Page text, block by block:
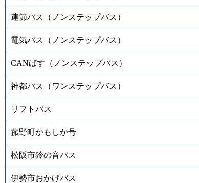
連節バス（ノンステップバス）
電気バス（ノンステップバス）
CANばす（ノンステップバス）
神都バス（ワンステップバス）
リフトバス
菰野町かもしか号
松阪市鈴の音バス
伊勢市おかげバス